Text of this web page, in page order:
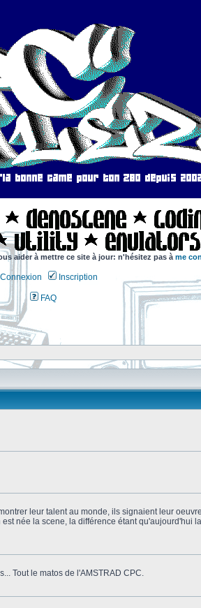
aider à mettre ce site à jour: n'hésitez pas à me
Inscription
FAQ
leur talent au monde, ils signaient leur
née la scene, la différence étant qu'aujourd'hui
Tout le matos de l'AMSTRAD CPC.